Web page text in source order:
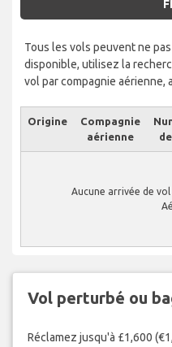
Tous les vols peuvent ne
disponible, utilisez la
vol par compagnie aérienne,
Origine
Compagnie
aérienne
Aucune arrivée de
Vol perturbé ou
Réclamez jusqu'à £1,600